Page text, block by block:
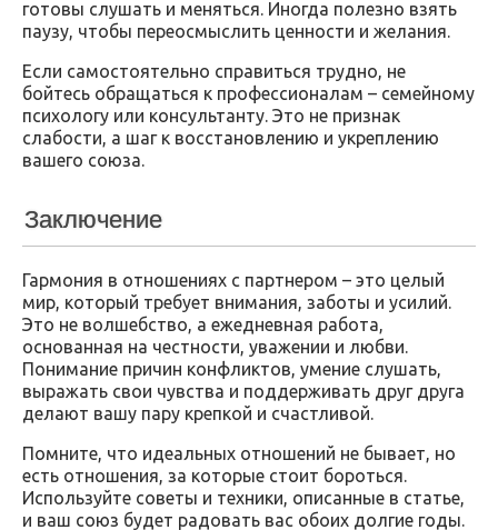
готовы слушать и меняться. Иногда полезно взять
паузу, чтобы переосмыслить ценности и желания.
Если самостоятельно справиться трудно, не
бойтесь обращаться к профессионалам – семейному
психологу или консультанту. Это не признак
слабости, а шаг к восстановлению и укреплению
вашего союза.
Заключение
Гармония в отношениях с партнером – это целый
мир, который требует внимания, заботы и усилий.
Это не волшебство, а ежедневная работа,
основанная на честности, уважении и любви.
Понимание причин конфликтов, умение слушать,
выражать свои чувства и поддерживать друг друга
делают вашу пару крепкой и счастливой.
Помните, что идеальных отношений не бывает, но
есть отношения, за которые стоит бороться.
Используйте советы и техники, описанные в статье,
и ваш союз будет радовать вас обоих долгие годы.